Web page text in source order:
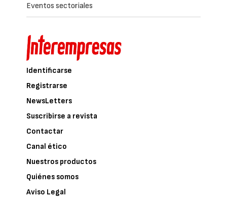
Eventos sectoriales
Identificarse
Registrarse
NewsLetters
Suscribirse a revista
Contactar
Canal ético
Nuestros productos
Quiénes somos
Aviso Legal